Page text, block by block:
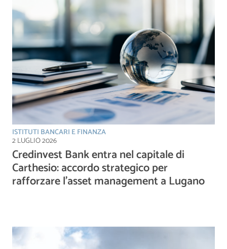
ISTITUTI BANCARI E FINANZA
2 LUGLIO 2026
Credinvest Bank entra nel capitale di
Carthesio: accordo strategico per
rafforzare l’asset management a Lugano